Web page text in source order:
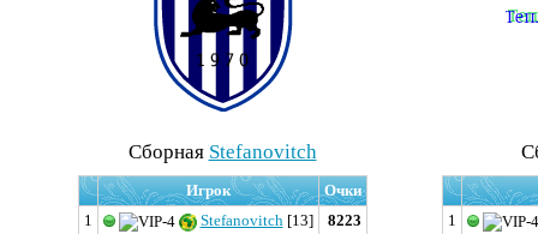
Cборная Stefanovitch
Игрок
Очки
1
Stefanovitch[13] 8223 1